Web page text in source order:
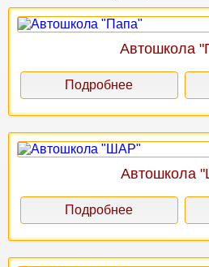
Автошкола
Подробнее
Автошкола
Подробнее